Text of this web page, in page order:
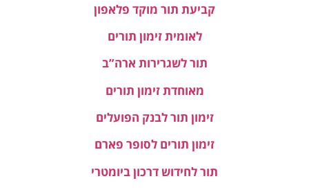
קביעת תור מוקד פלאפון
לאומית זימון תורים
תור לשגרירות ארה”ב
מאוחדת זימון תורים
זימון תור לבנק הפועלים
זימון תורים לסופר פארם
תור לחידוש דרכון ביומטרי